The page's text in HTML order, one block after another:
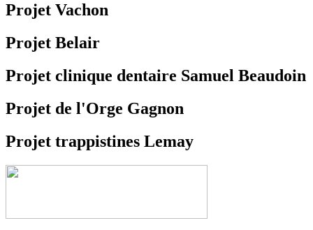
Projet Vachon
Projet Belair
Projet clinique dentaire Samuel Beaudoin
Projet de l'Orge Gagnon
Projet trappistines Lemay